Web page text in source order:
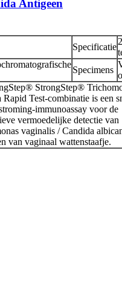
Antigeen
Specificatie
Specimens
StrongStep®
Rapid Test-combinatie is een
immunoassay voor de
vermoedelijke detectie van
vaginalis / Candida
van vaginaal wattenstaafje.